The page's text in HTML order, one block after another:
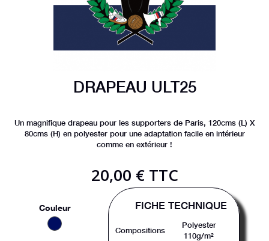
DRAPEAU ULT25
Un magnifique drapeau pour les supporters de Paris, 120cms (L) X
80cms (H) en polyester pour une adaptation facile en intérieur
comme en extérieur !
20,00 €TTC
Couleur FICHE TECHNIQUE
Compositions
Polyester
110g/m²